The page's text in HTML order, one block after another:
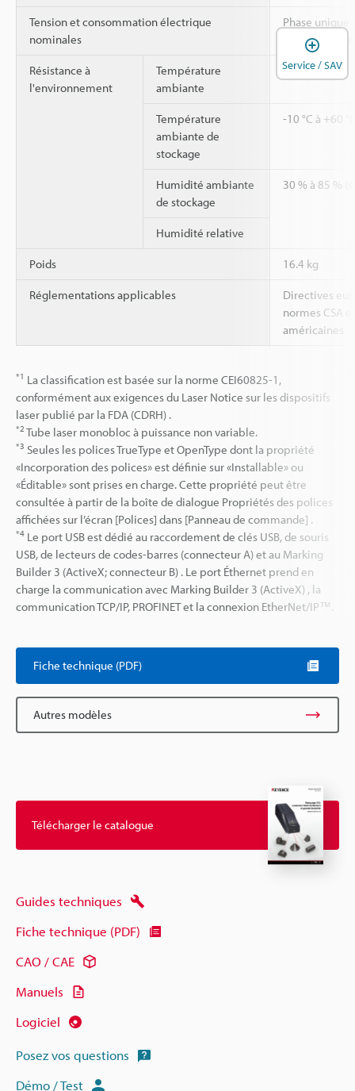
Tension et consommation électrique
nominales
Phase unique
Hz, 1,000 VA
Résistance à
l'environnement
Température
ambiante
0 °C à 40 °C
Température
ambiante de
stockage
-10 °C à +60
Humidité ambiante
de stockage
30 % à 85 %
Humidité relative
Poids 16.4 kg
Réglementations applicables
Directives
normes CSA
américaines
*1 La classification est basée sur la norme CEI60825-1,
conformément aux exigences du Laser Notice sur les dispositifs
laser publié par la FDA (CDRH) .
*2 Tube laser monobloc à puissance non variable.
*3 Seules les polices TrueType et OpenType dont la propriété
«Incorporation des polices» est définie sur «Installable» ou
«Éditable» sont prises en charge. Cette propriété peut être
consultée à partir de la boîte de dialogue Propriétés des polices
affichées sur l’écran [Polices] dans [Panneau de commande] .
*4 Le port USB est dédié au raccordement de clés USB, de souris
USB, de lecteurs de codes-barres (connecteur A) et au Marking
Builder 3 (ActiveX; connecteur B) . Le port Éthernet prend en
charge la communication avec Marking Builder 3 (ActiveX) , la
communication TCP/IP, PROFINET et la connexion EtherNet/IP™.
Fiche technique (PDF)
Autres modèles
Télécharger le catalogue
Guides techniques
Fiche technique (PDF)
CAO / CAE
Manuels
Logiciel
Posez vos questions
Démo / Test
Service / SAV